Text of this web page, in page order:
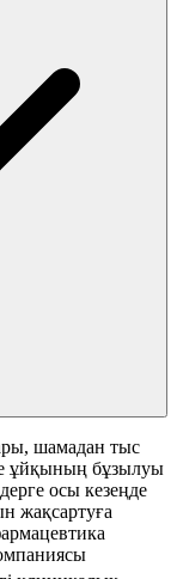
шамадан тыс
ұйқының бұзылуы
осы кезеңде
жақсартуға